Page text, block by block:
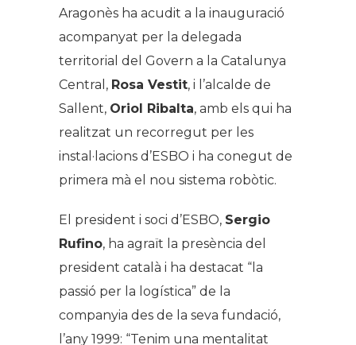
Aragonès ha acudit a la inauguració
acompanyat per la delegada
territorial del Govern a la Catalunya
Central, Rosa Vestit, i l’alcalde de
Sallent, Oriol Ribalta, amb els qui ha
realitzat un recorregut per les
instal·lacions d’ESBO i ha conegut de
primera mà el nou sistema robòtic.
El president i soci d’ESBO, Sergio
Rufino, ha agraït la presència del
president català i ha destacat “la
passió per la logística” de la
companyia des de la seva fundació,
l’any 1999: “Tenim una mentalitat